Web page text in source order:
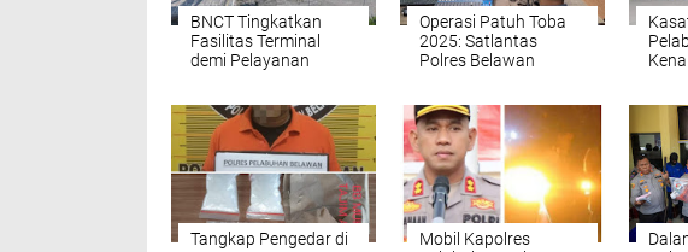
BNCT Tingkatkan
Fasilitas Terminal
demi Pelayanan
Operasi Patuh Toba
2025: Satlantas
Polres Belawan
Lintas Lewat Radio
Tangkap Pengedar di
Mobil Kapolres